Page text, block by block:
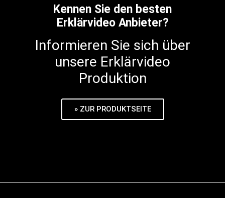
Kennen Sie den besten
Erklärvideo Anbieter?
Informieren Sie sich über
unsere Erklärvideo
Produktion
» ZUR PRODUKTSEITE